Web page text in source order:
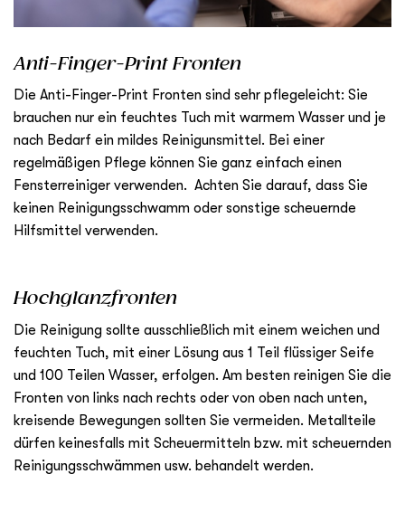
Anti-Finger-Print Fronten
Die Anti-Finger-Print Fronten sind sehr pflegeleicht: Sie
brauchen nur ein feuchtes Tuch mit warmem Wasser und je
nach Bedarf ein mildes Reinigunsmittel. Bei einer
regelmäßigen Pflege können Sie ganz einfach einen
Fensterreiniger verwenden. Achten Sie darauf, dass Sie
keinen Reinigungsschwamm oder sonstige scheuernde
Hilfsmittel verwenden.
Hochglanzfronten
Die Reinigung sollte ausschließlich mit einem weichen und
feuchten Tuch, mit einer Lösung aus 1 Teil flüssiger Seife
und 100 Teilen Wasser, erfolgen. Am besten reinigen Sie die
Fronten von links nach rechts oder von oben nach unten,
kreisende Bewegungen sollten Sie vermeiden. Metallteile
dürfen keinesfalls mit Scheuermitteln bzw. mit scheuernden
Reinigungsschwämmen usw. behandelt werden.